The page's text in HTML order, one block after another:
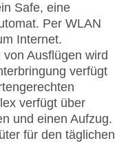
Safe, eine
Per WLAN
Internet.
Ausflügen wird
verfügt
verfügt über
und einen Aufzug.
für den täglichen